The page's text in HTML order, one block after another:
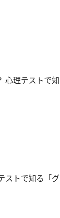
理テストで知
トで知る「グ